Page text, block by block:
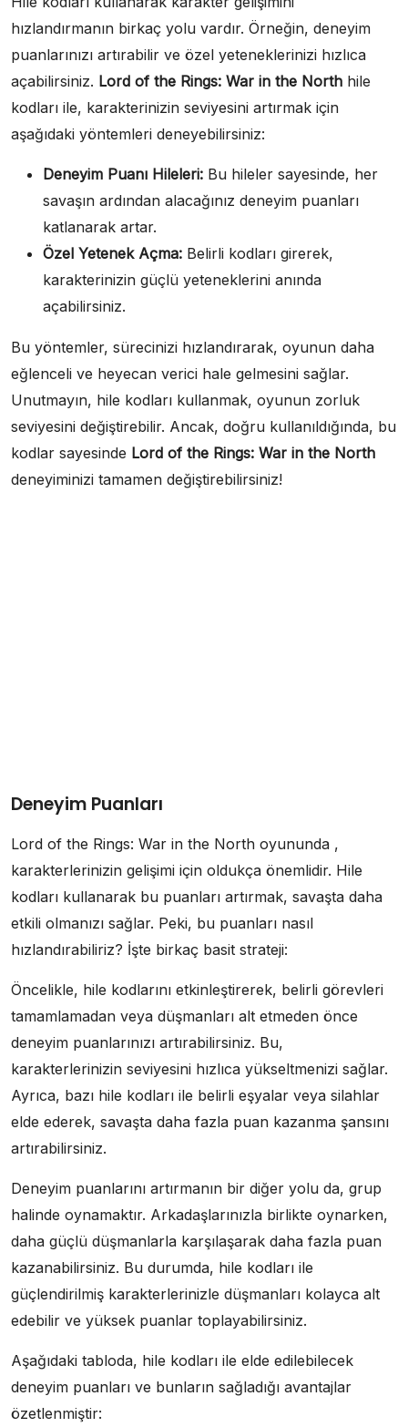
hızlandırmanın birkaç yolu vardır. Örneğin, deneyim
puanlarınızı artırabilir ve özel yeteneklerinizi hızlıca
açabilirsiniz. Lord of the Rings: War in the North hile
kodları ile, karakterinizin seviyesini artırmak için
aşağıdaki yöntemleri deneyebilirsiniz:
Deneyim Puanı Hileleri: Bu hileler sayesinde, her
savaşın ardından alacağınız deneyim puanları
katlanarak artar.
Özel Yetenek Açma: Belirli kodları girerek,
karakterinizin güçlü yeteneklerini anında
açabilirsiniz.
Bu yöntemler, sürecinizi hızlandırarak, oyunun daha
eğlenceli ve heyecan verici hale gelmesini sağlar.
Unutmayın, hile kodları kullanmak, oyunun zorluk
seviyesini değiştirebilir. Ancak, doğru kullanıldığında, bu
kodlar sayesinde Lord of the Rings: War in the North
deneyiminizi tamamen değiştirebilirsiniz!
Deneyim Puanları
Lord of the Rings: War in the North oyununda ,
karakterlerinizin gelişimi için oldukça önemlidir. Hile
kodları kullanarak bu puanları artırmak, savaşta daha
etkili olmanızı sağlar. Peki, bu puanları nasıl
hızlandırabiliriz? İşte birkaç basit strateji:
Öncelikle, hile kodlarını etkinleştirerek, belirli görevleri
tamamlamadan veya düşmanları alt etmeden önce
deneyim puanlarınızı artırabilirsiniz. Bu,
karakterlerinizin seviyesini hızlıca yükseltmenizi sağlar.
Ayrıca, bazı hile kodları ile belirli eşyalar veya silahlar
elde ederek, savaşta daha fazla puan kazanma şansını
artırabilirsiniz.
Deneyim puanlarını artırmanın bir diğer yolu da, grup
halinde oynamaktır. Arkadaşlarınızla birlikte oynarken,
daha güçlü düşmanlarla karşılaşarak daha fazla puan
kazanabilirsiniz. Bu durumda, hile kodları ile
güçlendirilmiş karakterlerinizle düşmanları kolayca alt
edebilir ve yüksek puanlar toplayabilirsiniz.
Aşağıdaki tabloda, hile kodları ile elde edilebilecek
deneyim puanları ve bunların sağladığı avantajlar
özetlenmiştir: